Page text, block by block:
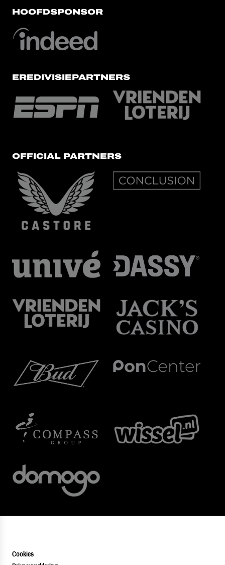
HOOFDSPONSOR
EREDIVISIEPARTNERS
OFFICIAL PARTNERS
Cookies